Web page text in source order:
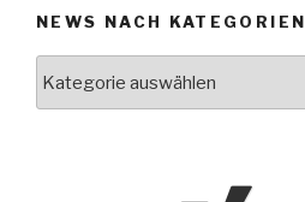
NEWS NACH KATEGORIEN